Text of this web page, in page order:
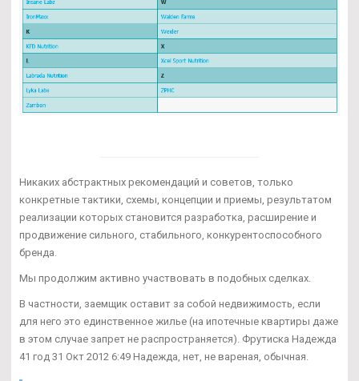
Никаких абстрактных рекомендаций и советов, только
конкретные тактики, схемы, концепции и приемы, результатом
реализации которых становится разработка, расширение и
продвижение сильного, стабильного, конкурентоспособного
бренда.
Мы продолжим активно участвовать в подобных сделках.
В частности, заемщик оставит за собой недвижимость, если
для него это единственное жилье (на ипотечные квартиры даже
в этом случае запрет не распространяется). Фрутиска Надежда
41 год 31 Окт 2012 6:49 Надежда, нет, не вареная, обычная.